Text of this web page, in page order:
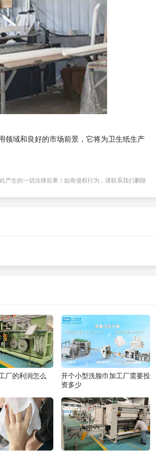
领域和良好的市场前景，它将为卫生纸生产
产生的一切法律后果！如有侵权行为，请联系我们删除
厂的利润怎么
开个小型洗脸巾加工厂需要投
资多少